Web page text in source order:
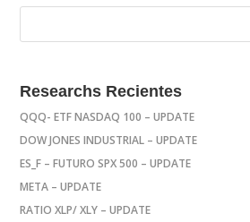
Researchs Recientes
QQQ- ETF NASDAQ 100 – UPDATE
DOW JONES INDUSTRIAL – UPDATE
ES_F – FUTURO SPX 500 – UPDATE
META – UPDATE
RATIO XLP/ XLY – UPDATE